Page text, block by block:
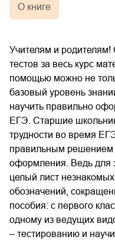
О книге
Учителям и
тестов за весь курс
помощью можно не
базовый уровень
научить правильно
ЕГЭ. Старшие
трудности во время
правильным решением
оформления. Ведь для
целый лист
обозначений,
пособия: с первого
одному из ведущих
– тестированию и